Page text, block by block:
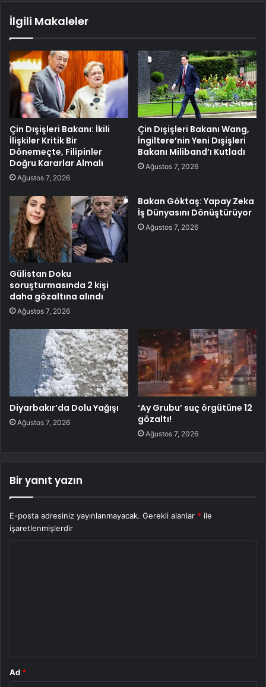
İlgili Makaleler
Çin Dışişleri Bakanı: İkili
İlişkiler Kritik Bir
Dönemeçte, Filipinler
Doğru Kararlar Almalı
Ağustos 7, 2026
Çin Dışişleri Bakanı Wang,
İngiltere’nin Yeni Dışişleri
Bakanı Miliband’ı Kutladı
Ağustos 7, 2026
Gülistan Doku
soruşturmasında 2 kişi
daha gözaltına alındı
Ağustos 7, 2026
Bakan Göktaş: Yapay Zeka
İş Dünyasını Dönüştürüyor
Ağustos 7, 2026
Diyarbakır’da Dolu Yağışı
Ağustos 7, 2026
‘Ay Grubu’ suç örgütüne 12
gözaltı!
Ağustos 7, 2026
Bir yanıt yazın
E-posta adresiniz yayınlanmayacak. Gerekli alanlar * ile
işaretlenmişlerdir
Ad *